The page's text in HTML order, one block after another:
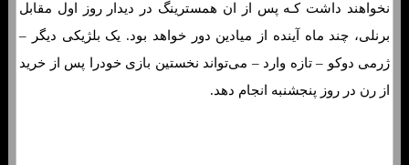
نخواهند داشت کـه پس از ان همسترینگ در دیدار روز اول مقابل
برنلی، چند ماه آینده از میادین دور خواهد بود. یک بلژیکی دیگر –
ژرمی دوکو – تازه وارد – می‌تواند نخستین بازی خودرا پس از خرید
از رن در روز پنجشنبه انجام دهد.